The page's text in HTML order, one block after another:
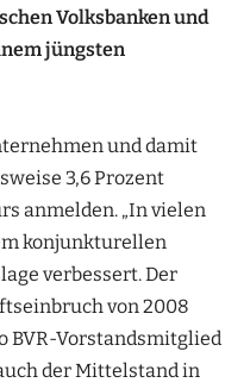
Volksbanken und
jüngsten
und damit
3,6 Prozent
anmelden. „In vielen
konjunkturellen
verbessert. Der
von 2008
BVR-Vorstandsmitglied
der Mittelstand in